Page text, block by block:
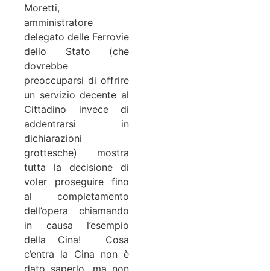
Moretti,
amministratore
delegato delle Ferrovie
dello Stato (che
dovrebbe
preoccuparsi di offrire
un servizio decente al
Cittadino invece di
addentrarsi in
dichiarazioni
grottesche) mostra
tutta la decisione di
voler proseguire fino
al completamento
dell’opera chiamando
in causa l’esempio
della Cina! Cosa
c’entra la Cina non è
dato saperlo, ma non